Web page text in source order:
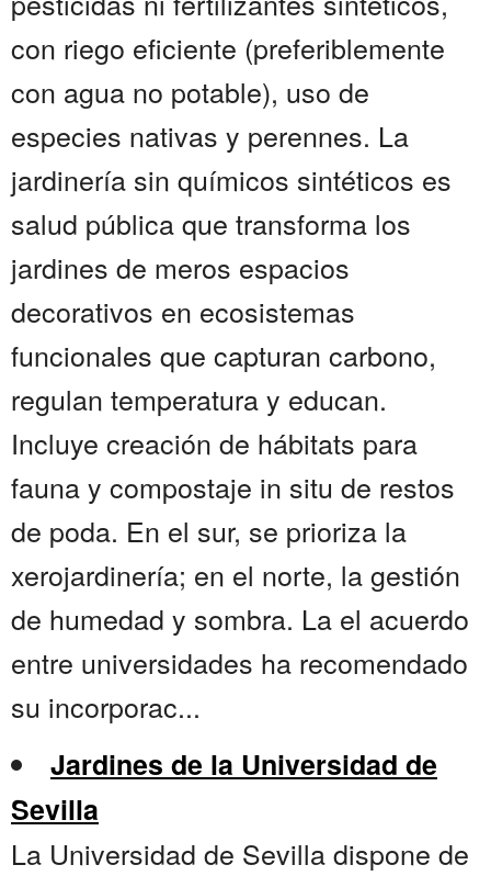
con riego eficiente (preferiblemente
con agua no potable), uso de
especies nativas y perennes. La
jardinería sin químicos sintéticos es
salud pública que transforma los
jardines de meros espacios
decorativos en ecosistemas
funcionales que capturan carbono,
regulan temperatura y educan.
Incluye creación de hábitats para
fauna y compostaje in situ de restos
de poda. En el sur, se prioriza la
xerojardinería; en el norte, la gestión
de humedad y sombra. La el acuerdo
entre universidades ha recomendado
su incorporac...
Jardines de la Universidad de
Sevilla
La Universidad de Sevilla dispone de